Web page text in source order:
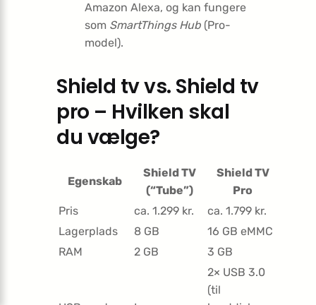
Amazon Alexa, og kan fungere
som SmartThings Hub (Pro-
model).
Shield tv vs. Shield tv
pro – Hvilken skal
du vælge?
Egenskab
Shield TV
(“Tube”)
Shield TV
Pro
Pris
ca. 1.299 kr.
ca. 1.799 kr.
Lagerplads
8 GB
16 GB eMMC
RAM
2 GB 3 GB
2× USB 3.0
(til